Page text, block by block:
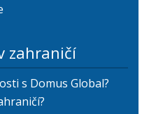
zahraničí
s Domus Global?